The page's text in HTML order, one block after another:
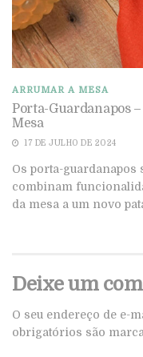
ARRUMAR A MESA
Porta-Guardanapos
Mesa
17 DE JULHO DE 2024
Os porta-
combinam
da mesa a um novo
Deixe um
O seu endereço de e-
obrigatórios são